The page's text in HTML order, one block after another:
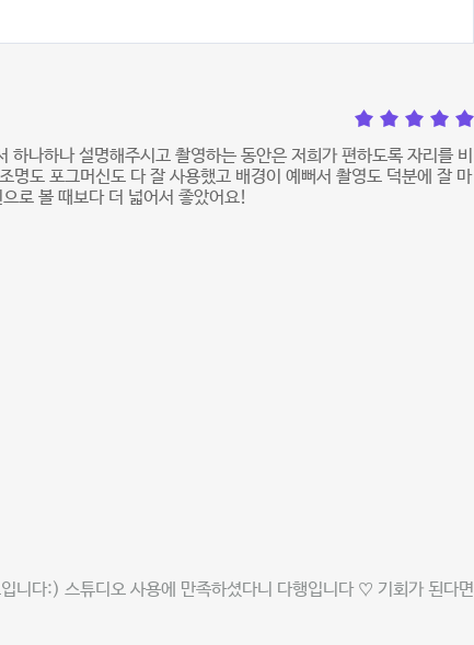
하나하나 설명해주시고 촬영하는 동안은 저희가 편하도록 자리를 비
명도 포그머신도 다 잘 사용했고 배경이 예뻐서 촬영도 덕분에 잘 마
로 볼 때보다 더 넓어서 좋았어요!
니다:) 스튜디오 사용에 만족하셨다니 다행입니다 ♡ 기회가 된다면